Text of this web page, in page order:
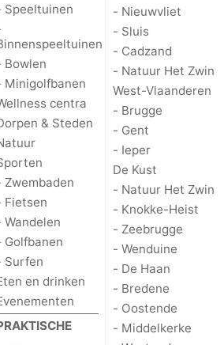
Speeltuinen
Bowlen
Minigolfbanen
centra
& Steden
Zwembaden
Fietsen
Wandelen
Golfbanen
Surfen
en drinken
- Nieuwvliet
- Sluis
- Cadzand
- Natuur Het Zwin
West-Vlaanderen
- Brugge
- Gent
- Ieper
De Kust
- Natuur Het Zwin
- Knokke-Heist
- Zeebrugge
- Wenduine
- De Haan
- Bredene
- Oostende
- Middelkerke